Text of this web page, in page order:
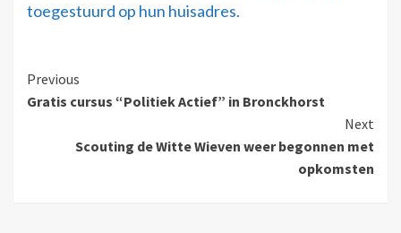
toegestuurd op hun huisadres.
Previous
Gratis cursus “Politiek Actief” in Bronckhorst
Next
Scouting de Witte Wieven weer begonnen met
opkomsten